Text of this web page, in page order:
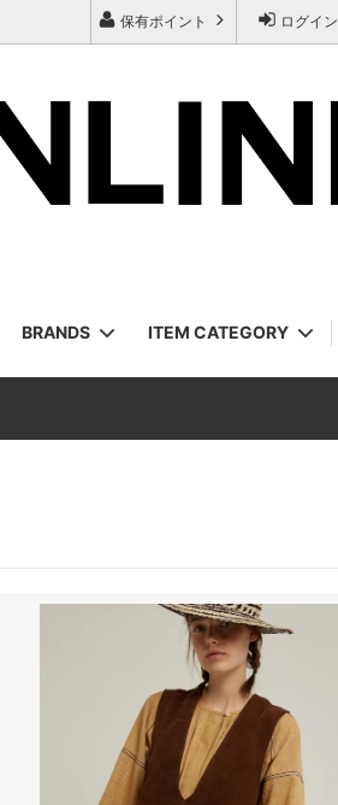
ログイン
保有ポイント
BRANDS ITEM CATEGORY